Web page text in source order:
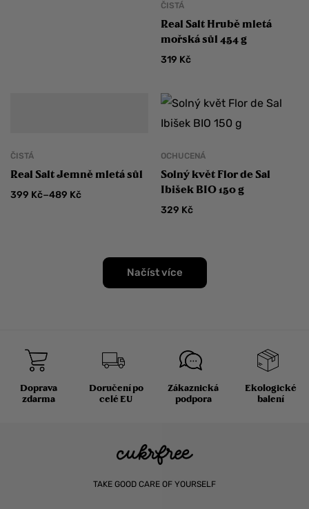
ČISTÁ
Real Salt Hrubě mletá
mořská sůl 454 g
319 Kč
ČISTÁ
Real Salt Jemně mletá sůl
399 Kč–489 Kč
OCHUCENÁ
Solný květ Flor de Sal
Ibišek BIO 150 g
329 Kč
Načíst více
Doprava
zdarma
Doručení po
celé EU
Zákaznická
podpora
Ekologické
balení
TAKE GOOD CARE OF YOURSELF